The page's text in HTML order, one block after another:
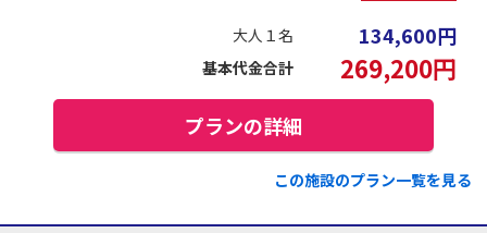
大人１名 134,600円
基本代金合計 269,200円
プランの詳細
この施設のプラン一覧を見る